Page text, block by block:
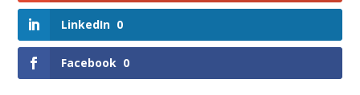
LinkedIn 0
Facebook 0